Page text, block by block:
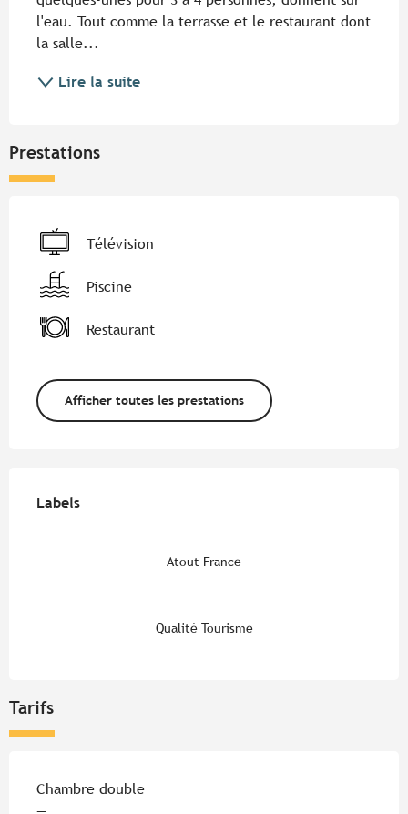
l'eau. Tout comme la terrasse et le restaurant dont
la salle...
Lire la suite
Prestations
Télévision
Piscine
Restaurant
Afficher toutes les prestations
Labels
Labels
Atout France
Qualité Tourisme
Tarifs
Tarifs 2026
Chambre double
—